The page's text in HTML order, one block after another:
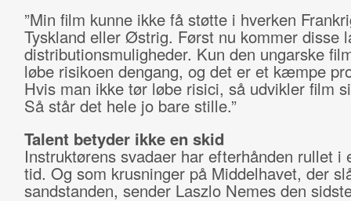
”Min film kunne ikke få støtte i hverken
Tyskland eller Østrig. Først nu kommer disse
distributionsmuligheder. Kun den ungarske
løbe risikoen dengang, og det er et kæmpe
Hvis man ikke tør løbe risici, så udvikler film
Så står det hele jo bare stille.”
Talent betyder ikke en skid
Instruktørens svadaer har efterhånden rullet i
tid. Og som krusninger på Middelhavet, der
sandstanden, sender Laszlo Nemes den